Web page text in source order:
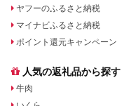
ヤフーのふるさと納税
マイナビふるさと納税
ポイント還元キャンペーン
人気の返礼品から探す
牛肉